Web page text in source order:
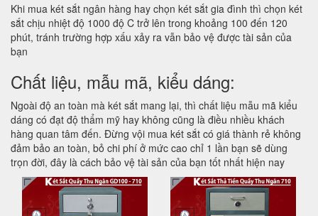
Khi mua két sắt ngân hàng hay chọn két sắt gia đình thì chọn két
sắt chịu nhiệt độ 1000 độ C trở lên trong khoảng 100 đến 120
phút, tránh trường hợp xấu xảy ra vẫn bảo vệ được tài sản của
bạn
Chất liệu, mẫu mã, kiểu dáng:
Ngoài độ an toàn mà két sắt mang lại, thì chất liệu mẫu mã kiểu
dáng có đạt độ thẩm mỹ hay không cũng là điều nhiều khách
hàng quan tâm đến. Đừng vội mua két sắt có giá thành rẻ không
đảm bảo an toàn, bỏ chi phí ở mức cao chỉ 1 lần bạn sẽ dùng
trọn đời, đây là cách bảo vệ tài sản của bạn tốt nhất hiện nay